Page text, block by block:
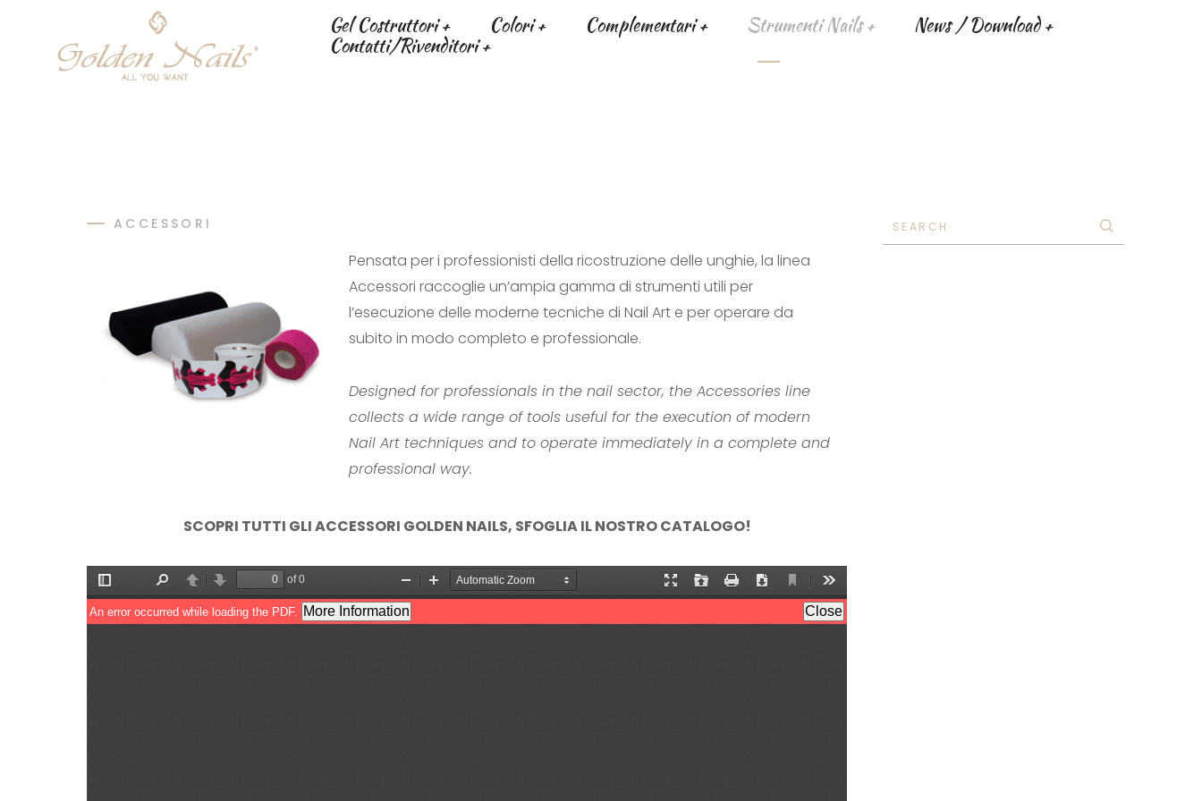
Gel Costruttori Colori Complementari Strumenti Nails News / Download
Contatti/Rivenditori
ACCESSORI
Pensata per i professionisti della ricostruzione delle unghie, la linea
Accessori raccoglie un’ampia gamma di strumenti utili per
l’esecuzione delle moderne tecniche di Nail Art e per operare da
subito in modo completo e professionale.
Designed for professionals in the nail sector, the Accessories line
collects a wide range of tools useful for the execution of modern
Nail Art techniques and to operate immediately in a complete and
professional way.
SCOPRI TUTTI GLI ACCESSORI GOLDEN NAILS, SFOGLIA IL NOSTRO CATALOGO!
SEARCH